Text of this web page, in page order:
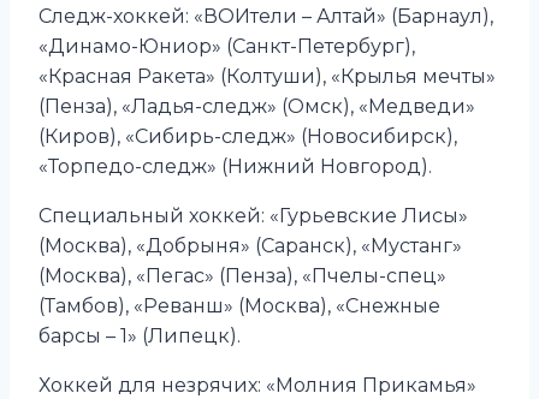
Следж-хоккей: «ВОИтели – Алтай» (Барнаул),
«Динамо-Юниор» (Санкт-Петербург),
«Красная Ракета» (Колтуши), «Крылья мечты»
(Пенза), «Ладья-следж» (Омск), «Медведи»
(Киров), «Сибирь-следж» (Новосибирск),
«Торпедо-следж» (Нижний Новгород).
Специальный хоккей: «Гурьевские Лисы»
(Москва), «Добрыня» (Саранск), «Мустанг»
(Москва), «Пегас» (Пенза), «Пчелы-спец»
(Тамбов), «Реванш» (Москва), «Снежные
барсы – 1» (Липецк).
Хоккей для незрячих: «Молния Прикамья»